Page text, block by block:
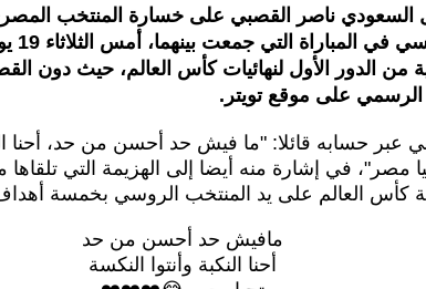
السعودي ناصر القصبي على خسارة المنتخب
من الدور الأول لنهائيات كأس العالم، حيث دون
على موقع تويتر.
عبر حسابه قائلا: "ما فيش حد أحسن من حد، أحنا
مصر"، في إشارة منه أيضا إلى الهزيمة التي
كأس العالم على يد المنتخب الروسي بخمسة
مافيش حد أحسن من حد
أحنا النكبة وأنتوا النكسة